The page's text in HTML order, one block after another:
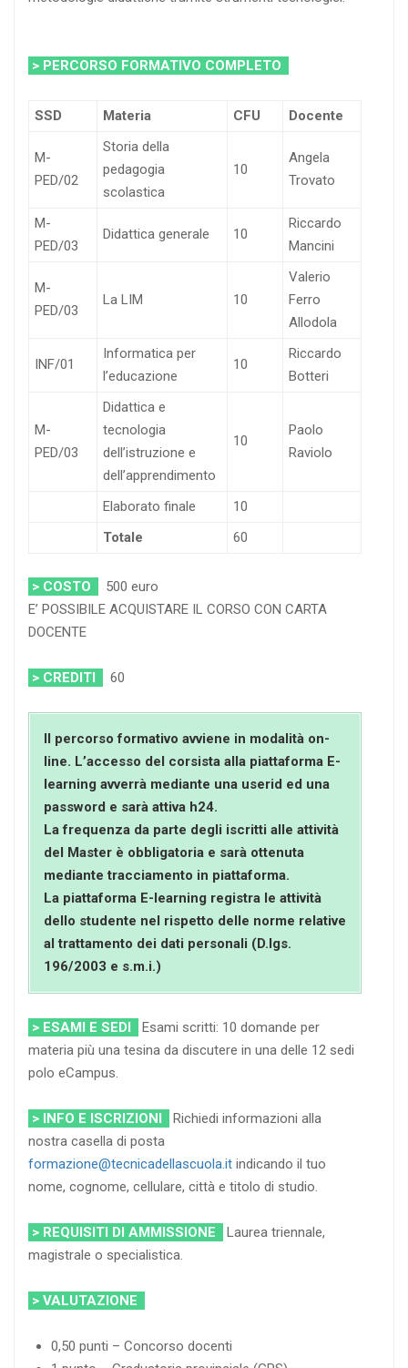
> PERCORSO FORMATIVO COMPLETO
SSD Materia CFU Docente
M-
PED/02
Storia della
pedagogia
scolastica
10
Angela
Trovato
M-
PED/03
Didattica generale 10
Riccardo
Mancini
M-
PED/03
La LIM 10
Valerio
Ferro
Allodola
INF/01
Informatica per
l’educazione
10
Riccardo
Botteri
M-
PED/03
Didattica e
tecnologia
dell’istruzione e
dell’apprendimento
10
Paolo
Raviolo
Elaborato finale
10
Totale
60
> COSTO
500 euro
E’ POSSIBILE ACQUISTARE IL CORSO CON CARTA
DOCENTE
> CREDITI 60
Il percorso formativo avviene in modalità on-
line. L’accesso del corsista alla piattaforma E-
learning avverrà mediante una userid ed una
password e sarà attiva h24.
La frequenza da parte degli iscritti alle attività
del Master è obbligatoria e sarà ottenuta
mediante tracciamento in piattaforma.
La piattaforma E-learning registra le attività
dello studente nel rispetto delle norme relative
al trattamento dei dati personali (D.lgs.
196/2003 e s.m.i.)
> ESAMI E SEDI
Esami scritti: 10 domande per
materia più una tesina da discutere in una delle 12 sedi
polo eCampus.
> INFO E ISCRIZIONI
Richiedi informazioni alla
nostra casella di posta
formazione@tecnicadellascuola.it indicando il tuo
nome, cognome, cellulare, città e titolo di studio.
> REQUISITI DI AMMISSIONE
Laurea triennale,
magistrale o specialistica.
> VALUTAZIONE
0,50 punti – Concorso docenti